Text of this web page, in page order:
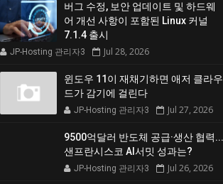
버그 수정, 보안 업데이트 및 하드웨
어 개선 사항이 포함된 Linux 커널
7.1.4 출시
JP-Hosting 관리자3 Jul 28, 2026
윈도우 11이 재채기하면 애저 클라우
드가 감기에 걸린다
JP-Hosting 관리자3 Jul 27, 2026
9500억달러 반도체 공급·생산 협력...
샌프란시스코 AI서밋 성과는?
JP-Hosting 관리자3 Jul 26, 2026